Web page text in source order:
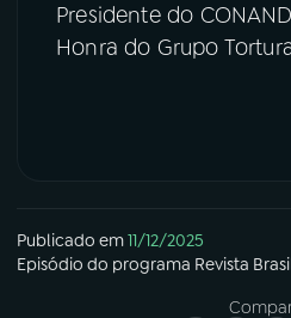
Presidente do
Honra do Grupo
Publicado em11/12/2025
Episódio do programa Revista